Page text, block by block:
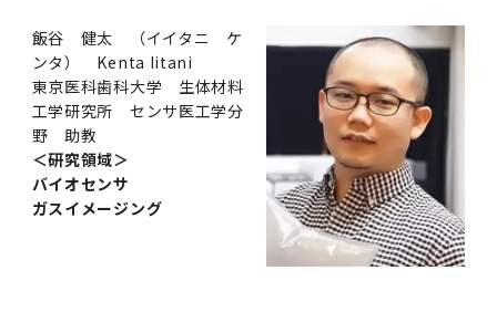
飯谷 健太 （イイタニ ケ
ンタ） Kenta Iitani
東京医科歯科大学 生体材料
工学研究所 センサ医工学分
野 助教
＜研究領域＞
バイオセンサ
ガスイメージング